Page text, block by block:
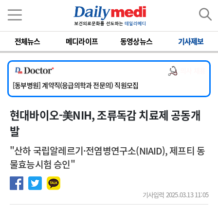
전체뉴스 메디라이프 동영상뉴스 기사제보
[서울아산병원] 2026년 하반기 인턴 모집
[영남대학교의료원] 마취통증의학과 임기제 임상의사 채용
[충남대학교병원] 소아청소년과(소아응급전담) 계약직 의사 공개채용
[동부병원] 계약직(응급의학과 전문의) 직원모집
[이대목동병원] 하반기 전공의(레지던트1년차) 모집
[서울아산병원] 2026년 하반기 인턴 모집
[영남대학교의료원] 마취통증의학과 임기제 임상의사 채용
현대바이오-美NIH, 조류독감 치료제 공동개
발
"산하 국립알레르기·전염병연구소(NIAID), 제프티 동
물효능시험 승인"
기사입력 2025.03.13 11:05